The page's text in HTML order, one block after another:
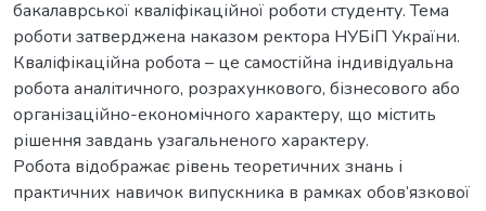
бакалаврської кваліфікаційної роботи студенту. Тема
роботи затверджена наказом ректора НУБіП України.
Кваліфікаційна робота – це самостійна індивідуальна
робота аналітичного, розрахункового, бізнесового або
організаційно-економічного характеру, що містить
рішення завдань узагальненого характеру.
Робота відображає рівень теоретичних знань і
практичних навичок випускника в рамках обов’язкової